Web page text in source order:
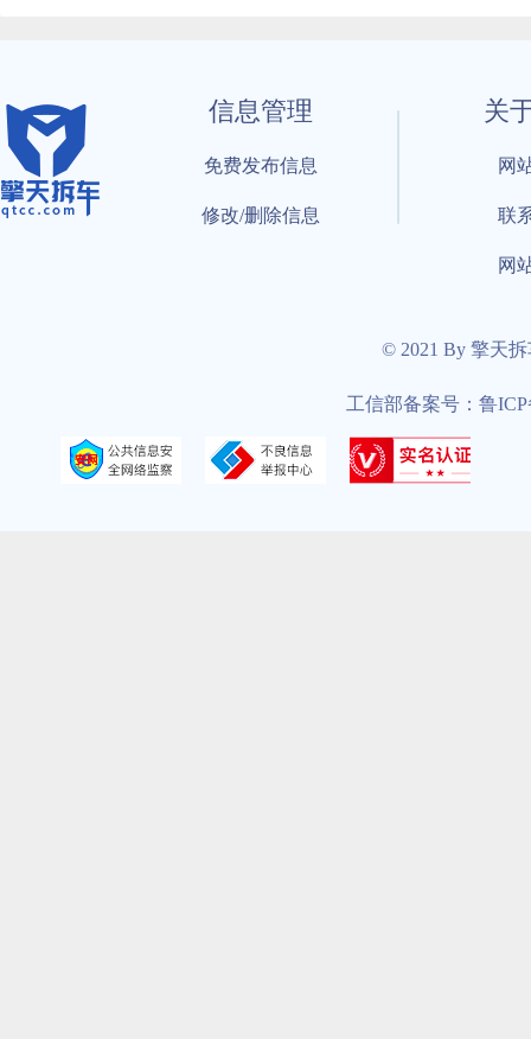
信息管理
免费发布信息
修改/删除信息
关
网
联
网
© 2021 By 擎天
工信部备案号：鲁